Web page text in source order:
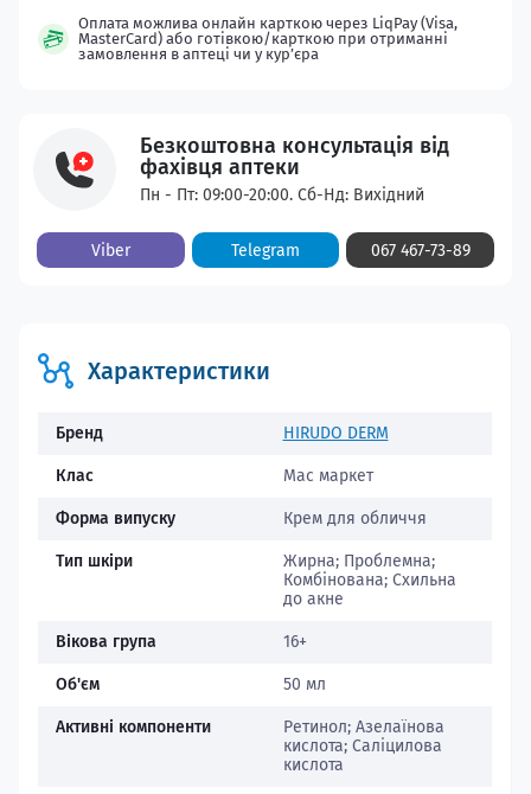
Оплата можлива онлайн карткою через LiqPay (Visa,
MasterCard) або готівкою/карткою при отриманні
замовлення в аптеці чи у кур’єра
Безкоштовна консультація від
фахівця аптеки
Пн - Пт: 09:00-20:00. Сб-Нд: Вихідний
Viber Telegram 067 467-73-89
Характеристики
Бренд HIRUDO DERM
Клас Мас маркет
Форма випуску Крем для обличчя
Тип шкіри
Жирна; Проблемна;
Комбінована; Схильна
до акне
Вікова група 16+
Об'єм 50 мл
Активні компоненти
Ретинол; Азелаїнова
кислота; Саліцилова
кислота